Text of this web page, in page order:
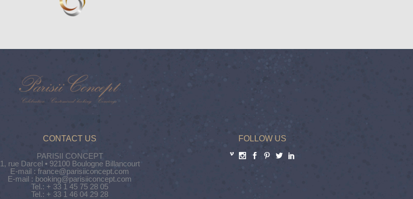
CONTACT US
PARISII CONCEPT
1, rue Darcel • 92100 Boulogne Billancourt
E-mail : france@parisiiconcept.com
E-mail : booking@parisiiconcept.com
Tel.: + 33 1 45 75 28 05
Tel.: + 33 1 46 04 29 28
FOLLOW US